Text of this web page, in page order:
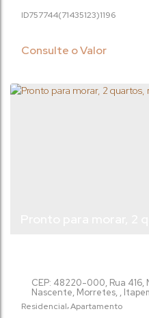
Consulte o Valor
1196
(71435123)
757744
acesso, este imóvel é
de garagem e uma
Residencial Apartamento
CEP: 48220-000, Rua 416,
Nascente, Morretes ,